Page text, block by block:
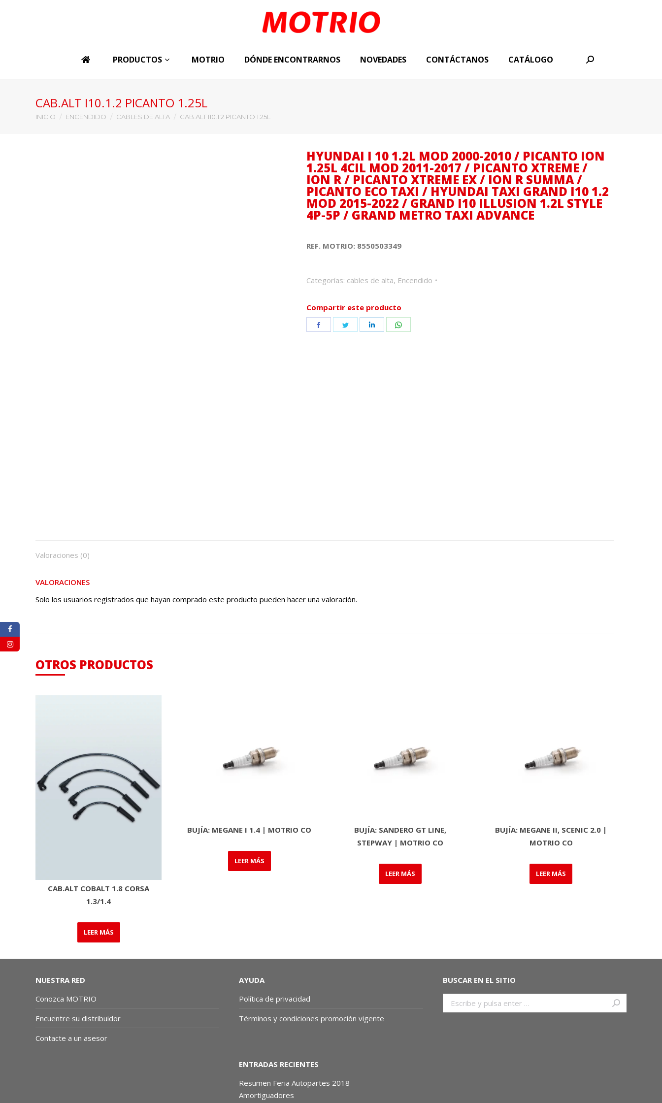
PRODUCTOS MOTRIO DÓNDE ENCONTRARNOS NOVEDADES CONTÁCTANOS CATÁLOGO Buscar:
CAB.ALT I10.1.2 PICANTO 1.25L
Estás aquí:
INICIO ENCENDIDO CABLES DE ALTA CAB.ALT I10.1.2 PICANTO 1.25L
HYUNDAI I 10 1.2L MOD 2000-2010 / PICANTO ION
1.25L 4CIL MOD 2011-2017 / PICANTO XTREME /
ION R / PICANTO XTREME EX / ION R SUMMA /
PICANTO ECO TAXI / HYUNDAI TAXI GRAND I10 1.2
MOD 2015-2022 / GRAND I10 ILLUSION 1.2L STYLE
4P-5P / GRAND METRO TAXI ADVANCE
REF. MOTRIO: 8550503349
Categorías: cables de alta, Encendido
Compartir este producto
Share
Share
Share
Valoraciones (0)
VALORACIONES
Solo los usuarios registrados que hayan comprado este producto pueden hacer una valoración.
OTROS PRODUCTOS
CAB.ALT COBALT 1.8 CORSA
1.3/1.4
LEER MÁS
BUJÍA: MEGANE I 1.4 | MOTRIO CO
LEER MÁS
BUJÍA: SANDERO GT LINE,
STEPWAY | MOTRIO CO
LEER MÁS
BUJÍA: MEGANE II, SCENIC 2.0 |
MOTRIO CO
LEER MÁS
NUESTRA RED
Conozca MOTRIO
Encuentre su distribuidor
Contacte a un asesor
AYUDA
Política de privacidad
Términos y condiciones promoción vigente
BUSCAR EN EL SITIO
ENTRADAS RECIENTES
Resumen Feria Autopartes 2018
Amortiguadores